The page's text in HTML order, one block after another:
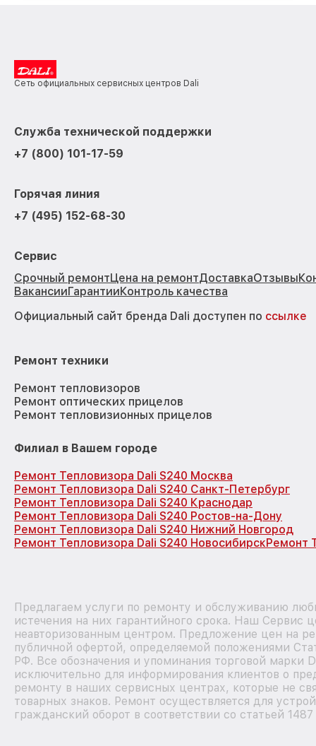
Сеть официальных сервисных центров Dali
Служба технической поддержки
+7 (800) 101-17-59
Горячая линия
+7 (495) 152-68-30
Сервис
Срочный ремонтЦена на ремонтДоставкаОтзывы
ВакансииГарантииКонтроль качества
Официальный сайт бренда Dali доступен по ссылке
Ремонт техники
Ремонт тепловизоров
Ремонт оптических прицелов
Ремонт тепловизионных прицелов
Филиал в Вашем городе
Ремонт Тепловизора Dali S240 Москва
Ремонт Тепловизора Dali S240 Санкт-Петербург
Ремонт Тепловизора Dali S240 Краснодар
Ремонт Тепловизора Dali S240 Ростов-на-Дону
Ремонт Тепловизора Dali S240 Нижний Новгород
Ремонт Тепловизора Dali S240 НовосибирскРемонт
Предлагаем услуги по ремонту и обслуживанию
истечения на них гарантийного срока. Наш Сервис
неавторизованным центром. Предложение цен на
публичной офертой, определяемой положениями
РФ. Все обозначения и упоминания торговой марки
исключительно для информирования клиентов о
ремонту в наших сервисных центрах, которые не
товарных знаков. Ремонт осуществляется для
гражданский оборот в соответствии со статьей